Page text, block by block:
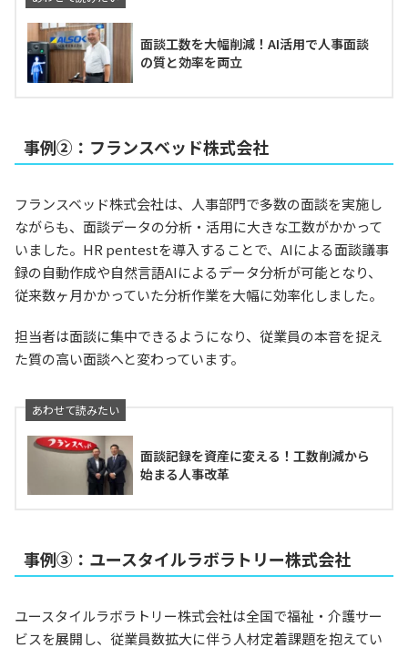
面談工数を大幅削減！AI活用で人事面談
の質と効率を両立
事例②：フランスベッド株式会社
フランスベッド株式会社は、人事部門で多数の面談を実施し
ながらも、面談データの分析・活用に大きな工数がかかって
いました。HR pentestを導入することで、AIによる面談議事
録の自動作成や自然言語AIによるデータ分析が可能となり、
従来数ヶ月かかっていた分析作業を大幅に効率化しました。
担当者は面談に集中できるようになり、従業員の本音を捉え
た質の高い面談へと変わっています。
面談記録を資産に変える！工数削減から
始まる人事改革
事例③：ユースタイルラボラトリー株式会社
ユースタイルラボラトリー株式会社は全国で福祉・介護サー
ビスを展開し、従業員数拡大に伴う人材定着課題を抱えてい